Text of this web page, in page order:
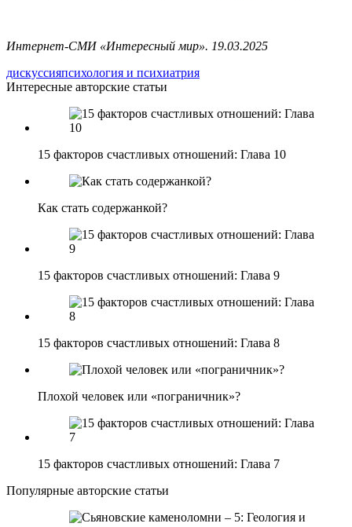
Интернет-СМИ «Интересный мир». 19.03.2025
дискуссияпсихология и психиатрия
Интересные авторские статьи
15 факторов счастливых отношений: Глава 10
Как стать содержанкой?
15 факторов счастливых отношений: Глава 9
15 факторов счастливых отношений: Глава 8
Плохой человек или «пограничник»?
15 факторов счастливых отношений: Глава 7
Популярные авторские статьи